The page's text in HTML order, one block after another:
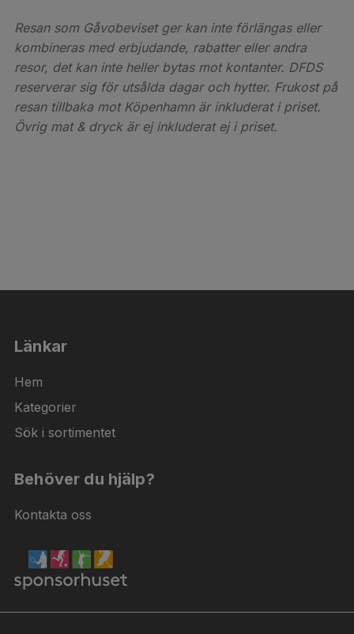
Resan som Gåvobeviset ger kan inte förlängas eller
kombineras med erbjudande, rabatter eller andra
resor, det kan inte heller bytas mot kontanter. DFDS
reserverar sig för utsålda dagar och hytter. Frukost på
resan tillbaka mot Köpenhamn är inkluderat i priset.
Övrig mat & dryck är ej inkluderat ej i priset.
Länkar
Hem
Kategorier
Sök i sortimentet
Behöver du hjälp?
Kontakta oss